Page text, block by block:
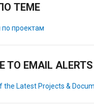
ТЕМЕ
проектам
TO EMAIL ALERTS
the Latest Projects &